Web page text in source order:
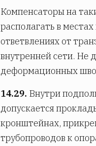
Компенсаторы на
располагать в
ответвлениях от
внутренней сети. Не
деформационных
14.29. Внутри
допускается
кронштейнах,
трубопроводов к